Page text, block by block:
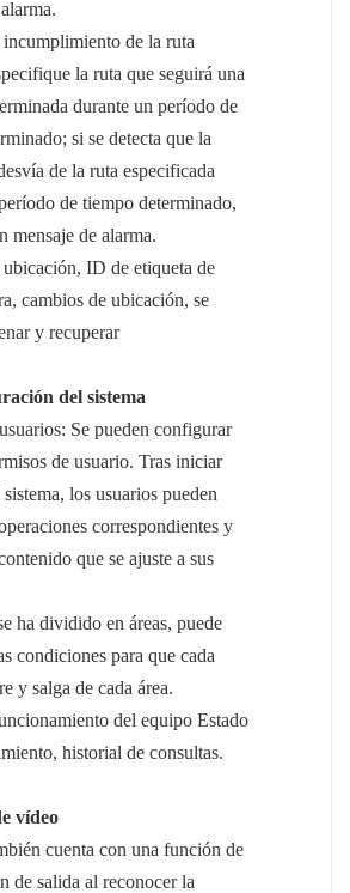
de la ruta
la ruta que seguirá una
durante un período de
si se detecta que la
de la ruta especificada
de tiempo determinado,
mensaje de alarma.
ID de etiqueta de
cambios de ubicación, se
y recuperar
del sistema
Se pueden configurar
de usuario. Tras iniciar
los usuarios pueden
correspondientes y
que se ajuste a sus
ha dividido en áreas, puede
condiciones para que cada
y salga de cada área.
del equipo Estado
historial de consultas.
vídeo
cuenta con una función de
de salida al reconocer la